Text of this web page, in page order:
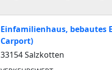
Einfamilienhaus, bebautes
Carport)
33154 Salzkotten